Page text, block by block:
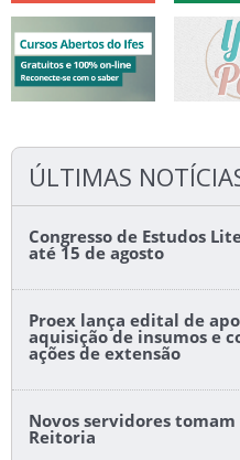
ÚLTIMAS
Congresso de Estudos
até 15 de agosto
Proex lança edital de
aquisição de insumos e
ações de extensão
Novos servidores
Reitoria